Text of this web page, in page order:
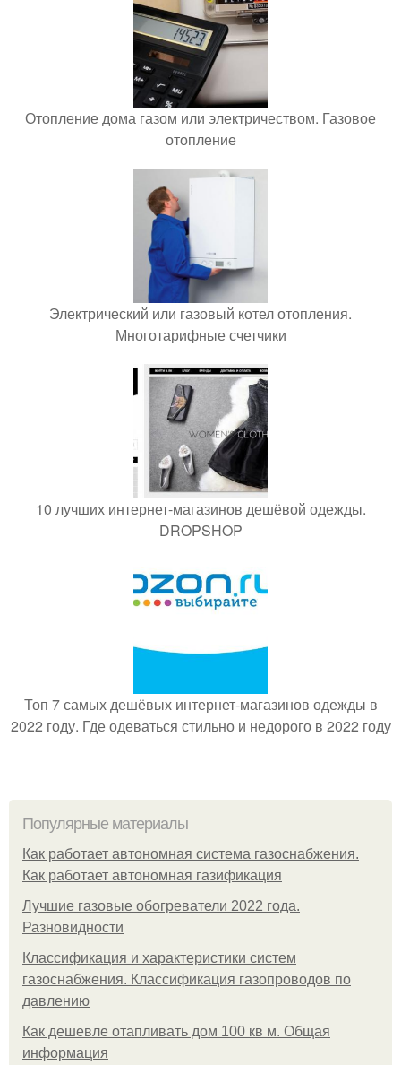
Отопление дома газом или электричеством. Газовое
отопление
Электрический или газовый котел отопления.
Многотарифные счетчики
10 лучших интернет-магазинов дешёвой одежды.
DROPSHOP
Топ 7 самых дешёвых интернет-магазинов одежды в
2022 году. Где одеваться стильно и недорого в 2022 году
Популярные материалы
Как работает автономная система газоснабжения.
Как работает автономная газификация
Лучшие газовые обогреватели 2022 года.
Разновидности
Классификация и характеристики систем
газоснабжения. Классификация газопроводов по
давлению
Как дешевле отапливать дом 100 кв м. Общая
информация